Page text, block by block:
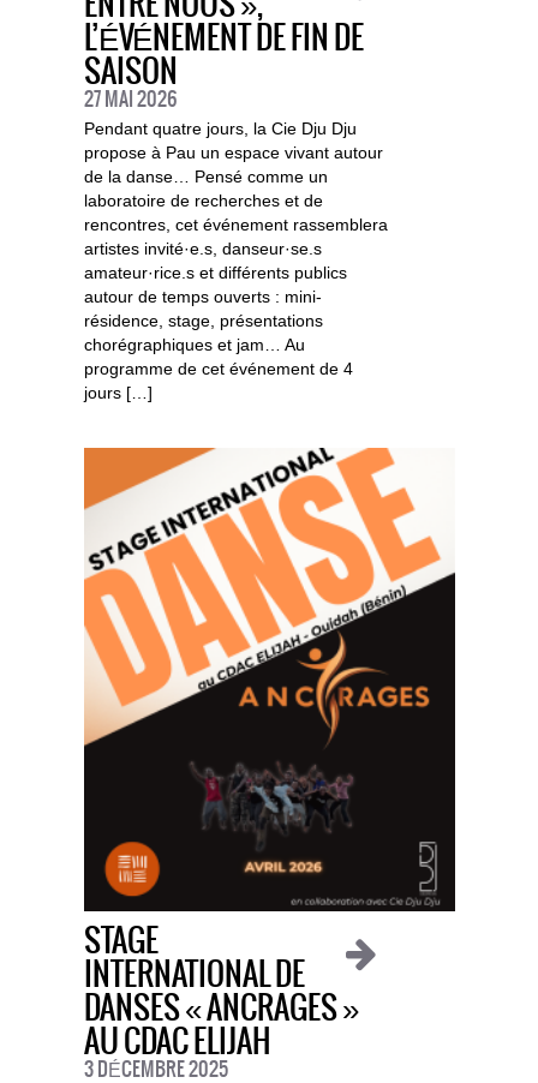
L’ÉVÉNEMENT DE FIN DE
SAISON
27 MAI 2026
Pendant quatre jours, la Cie Dju Dju
propose à Pau un espace vivant autour
de la danse… Pensé comme un
laboratoire de recherches et de
rencontres, cet événement rassemblera
artistes invité·e.s, danseur·se.s
amateur·rice.s et différents publics
autour de temps ouverts : mini-
résidence, stage, présentations
chorégraphiques et jam… Au
programme de cet événement de 4
jours […]
STAGE
INTERNATIONAL DE
DANSES « ANCRAGES »
AU CDAC ELIJAH
3 DÉCEMBRE 2025